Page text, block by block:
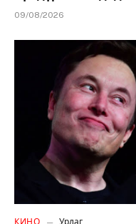
09/08/2026
КИНО Урлаг